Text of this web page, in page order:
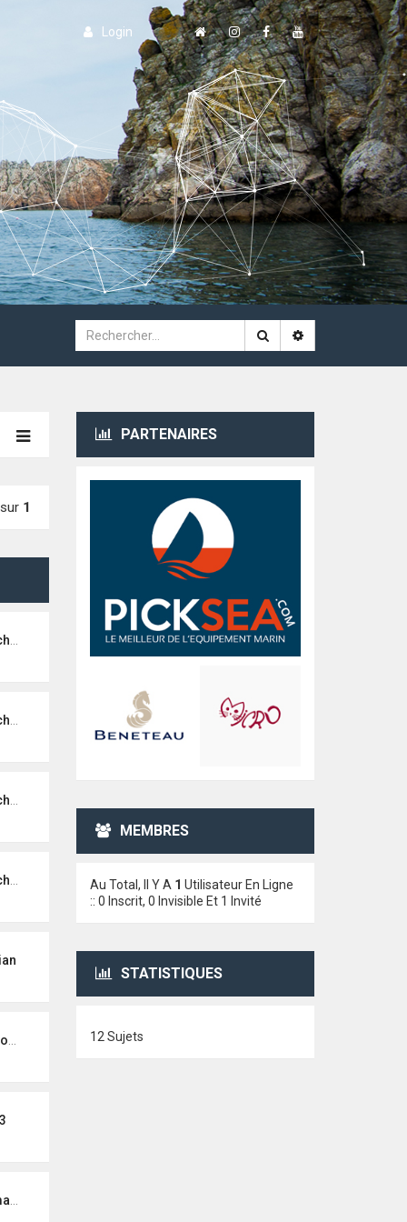
Login
sur 1
PARTENAIRES
MEMBRES
Au Total, Il Y A 1 Utilisateur En Ligne
:: 0 Inscrit, 0 Invisible Et 1 Invité
STATISTIQUES
12 Sujets